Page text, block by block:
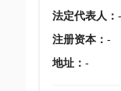
法定代表人 ： -
注册资本： -
地址： -